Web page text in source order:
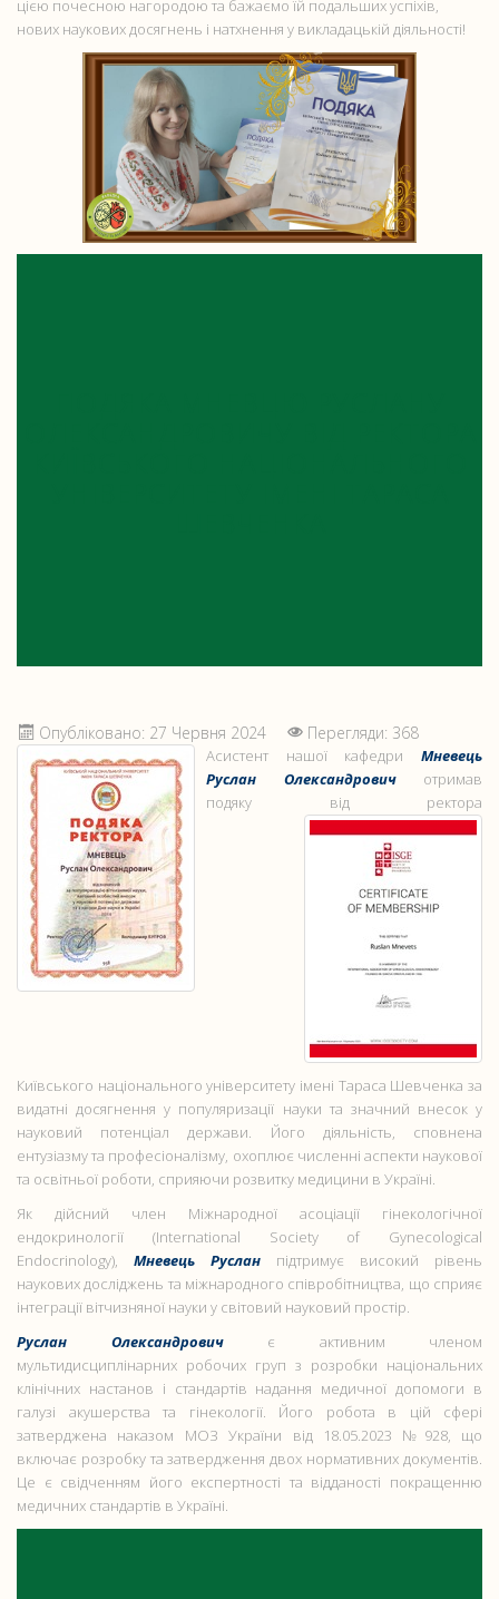
цією почесною нагородою та бажаємо їй подальших успіхів,
нових наукових досягнень і натхнення у викладацькій діяльності!
Опубліковано: 27 Червня 2024 Перегляди: 368
Асистент нашої кафедри Мневець
Руслан Олександровичотримав
подяку від ректора
Київського національного університету імені Тараса Шевченка за
видатні досягнення у популяризації науки та значний внесок у
науковий потенціал держави. Його діяльність, сповнена
ентузіазму та професіоналізму, охоплює численні аспекти наукової
та освітньої роботи, сприяючи розвитку медицини в Україні.
Як дійсний член Міжнародної асоціації гінекологічної
ендокринології (International Society of Gynecological
Endocrinology), Мневець Руслан підтримує високий рівень
наукових досліджень та міжнародного співробітництва, що сприяє
інтеграції вітчизняної науки у світовий науковий простір.
Руслан Олександровичє активним членом
мультидисциплінарних робочих груп з розробки національних
клінічних настанов і стандартів надання медичної допомоги в
галузі акушерства та гінекології. Його робота в цій сфері
затверджена наказом МОЗ України від 18.05.2023 №928, що
включає розробку та затвердження двох нормативних документів.
Це є свідченням його експертності та відданості покращенню
медичних стандартів в Україні.